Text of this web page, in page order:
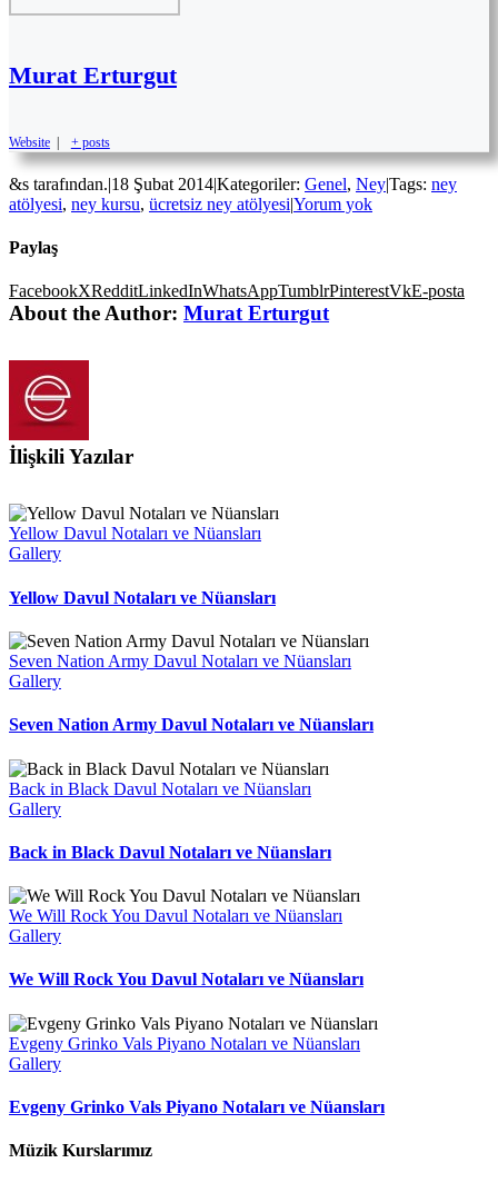
Murat Erturgut
Website + posts
&s tarafından.|18 Şubat 2014|Kategoriler: Genel, Ney|Tags: ney
atölyesi, ney kursu, ücretsiz ney atölyesi|Yorum yok
Paylaş
FacebookXRedditLinkedInWhatsAppTumblrPinterestVkE-posta
About the Author: Murat Erturgut
İlişkili Yazılar
Yellow Davul Notaları ve Nüansları
Gallery
Yellow Davul Notaları ve Nüansları
Seven Nation Army Davul Notaları ve Nüansları
Gallery
Seven Nation Army Davul Notaları ve Nüansları
Back in Black Davul Notaları ve Nüansları
Gallery
Back in Black Davul Notaları ve Nüansları
We Will Rock You Davul Notaları ve Nüansları
Gallery
We Will Rock You Davul Notaları ve Nüansları
Evgeny Grinko Vals Piyano Notaları ve Nüansları
Gallery
Evgeny Grinko Vals Piyano Notaları ve Nüansları
Müzik Kurslarımız